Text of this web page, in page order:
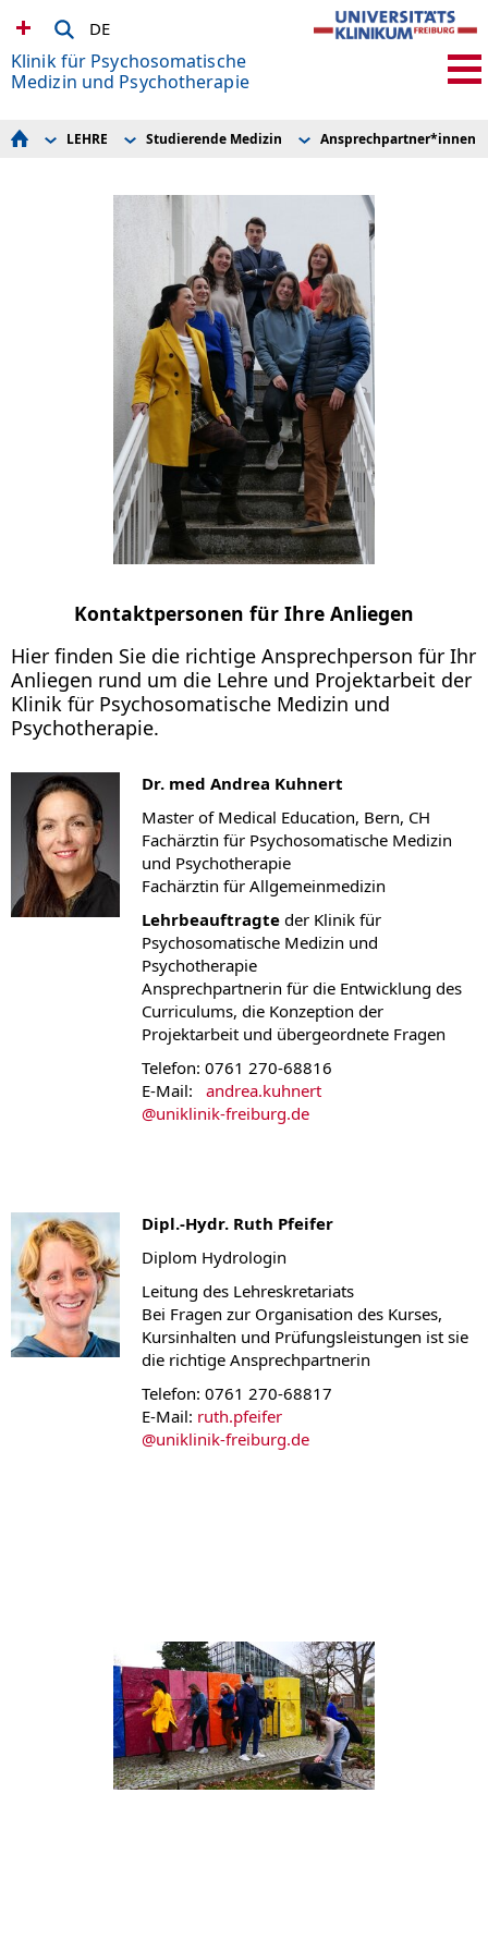
DE
Klinik für Psychosomatische
Medizin und Psychotherapie
FORT- UND WEITERBILDUNG
DIENSTAGSKOLLOQUIUM
LEHRE
Studierende Medizin
Studierende Psychologie
Studierende Medizin
Famulaturen
Lehrpreise und Forschung
Doktorandenseminar
Ansprechpartner*innen Lehre
Ansprechpartner*innen
Kontaktpersonen für Ihre Anliegen
Hier finden Sie die richtige Ansprechperson für Ihr
Anliegen rund um die Lehre und Projektarbeit der
Klinik für Psychosomatische Medizin und
Psychotherapie.
Dr. med Andrea Kuhnert
Master of Medical Education, Bern, CH
Fachärztin für Psychosomatische Medizin
und Psychotherapie
Fachärztin für Allgemeinmedizin
Lehrbeauftragte der Klinik für
Psychosomatische Medizin und
Psychotherapie
Ansprechpartnerin für die Entwicklung des
Curriculums, die Konzeption der
Projektarbeit und übergeordnete Fragen
Telefon: 0761 270-68816
E-Mail: andrea.kuhnert
@uniklinik-freiburg.de
Dipl.-Hydr. Ruth Pfeifer
Diplom Hydrologin
Leitung des Lehreskretariats
Bei Fragen zur Organisation des Kurses,
Kursinhalten und Prüfungsleistungen ist sie
die richtige Ansprechpartnerin
Telefon: 0761 270-68817
E-Mail: ruth.pfeifer
@uniklinik-freiburg.de